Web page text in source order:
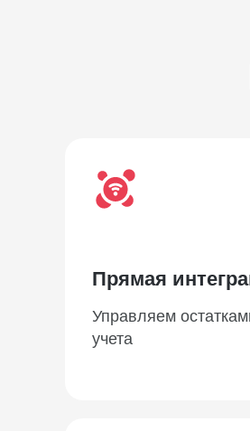
Прямая
Управляем
учета